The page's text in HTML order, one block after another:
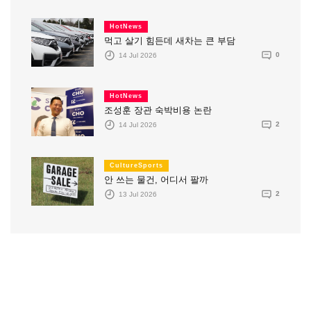
HotNews
먹고 살기 힘든데 새차는 큰 부담
14 Jul 2026 0
HotNews
조성훈 장관 숙박비용 논란
14 Jul 2026 2
CultureSports
안 쓰는 물건, 어디서 팔까
13 Jul 2026 2